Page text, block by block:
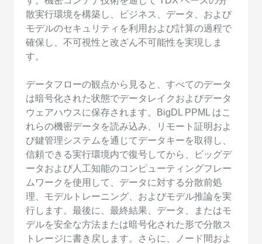
散実行環境を構築し、ビジネス、データ、および
モデルのセキュリティを利用および計算の過程で
確保し、不可視性と改ざん不可能性を実現しま
す。
データフローの観点から見ると、すべてのデータ
は暗号化された状態でデータレイクおよびデータ
ウェアハウスに保存されます。BigDL PPML はこ
れらの機密データを読み込み、リモート証明およ
び鍵管理システムを通じてデータキーを取得し、
信頼できる実行環境内で復号してから、ビッグデ
ータおよび人工知能のコンピューティングフレー
ムワークを使用して、データに対する分散前処
理、モデルトレーニング、およびモデル推論を実
行します。最後に、最終結果、データ、またはモ
デルを安全な方法または暗号化された形で分散ス
トレージに書き戻します。さらに、ノード間およ